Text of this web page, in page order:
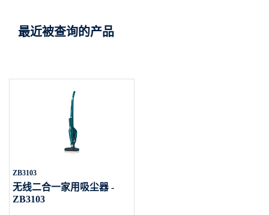
最近被查询的产品
ZB3103
无线二合一家用吸尘器 -
ZB3103